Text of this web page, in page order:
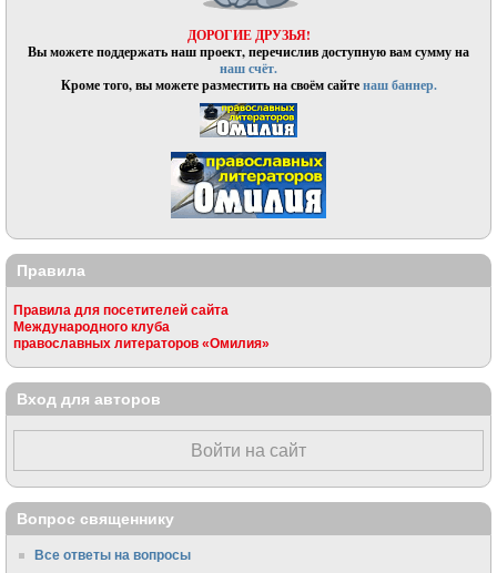
ДОРОГИЕ ДРУЗЬЯ!
Вы можете поддержать наш проект, перечислив доступную вам сумму на
наш счёт.
Кроме того, вы можете разместить на своём сайтенаш баннер.
Правила
Правила для посетителей сайта
Международного клуба
православных литераторов «Омилия»
Вход для авторов
Войти на сайт
Вопрос священнику
Все ответы на вопросы